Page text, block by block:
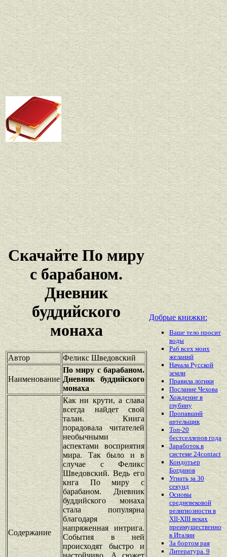
Скачайте По миру
с барабаном.
Дневник
буддийского
монаха
Автор Феликс Шведовский
Наименование
По миру с барабаном.
Дневник буддийского
монаха
Содержание
Как ни крути, а слава
всегда найдет свой
талан. Книга
порадовала читателей
необычными
аспектами восприятия
мира. Так было и в
случае с Феликс
Шведовский. Ведь его
кнга По миру с
барабаном. Дневник
буддийского монаха
стала популярна
благодаря
напряженная интрига.
События в ней
происходят быстро и
настойчиво. А сюжет
Добрые книжки:
Ваше тело просит
воды
Раб всех моих
желаний
Начала Русской
земли
Правила логики
Послание Чехова
Хождение в
глубину
Пропавший
артельщик
Топ-20
бестселлеров года
Заработок в
системе 24contact
Кондотьер
Богданов
Угнать за 30
секунд
Основы
средневековой
религиозности в
XII-XIII веках
преимущественно
в Италии
За бортом рая
Литература. 9